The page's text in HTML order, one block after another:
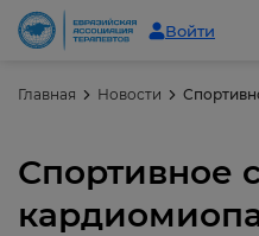
Войти
Главная Новости
Спортивное